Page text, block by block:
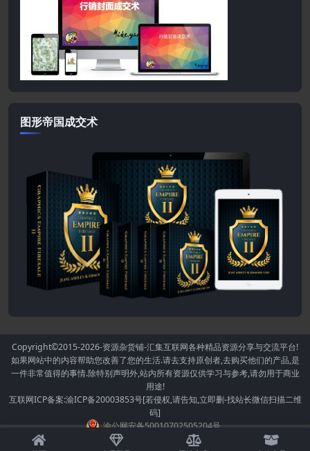
图形帝国成交术
Copyright©2015-2026-资源杂货铺-汇集互联网各种精品资源分享与交流平台!
如果网站中的内容帮助您改善了您的生活.请去支持原创者,去购买他们的产品,是
一件非常值得的事情.除特别声明外,站内所有资源仅供学习与参考,请勿用于商业
用途!
互联网ICP备案:渝ICP备20003853号[若侵权,请告知,立即删-找站长微信扫描二维
码]
渝公网安备50010702505204号